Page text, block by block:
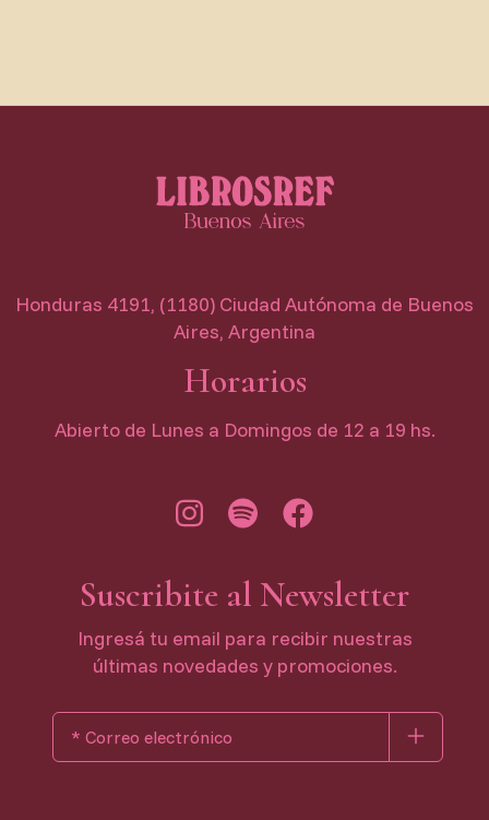
Honduras 4191, (1180) Ciudad Autónoma de Buenos
Aires, Argentina
Horarios
Abierto de Lunes a Domingos de 12 a 19 hs.
Suscribite al Newsletter
Ingresá tu email para recibir nuestras
últimas novedades y promociones.